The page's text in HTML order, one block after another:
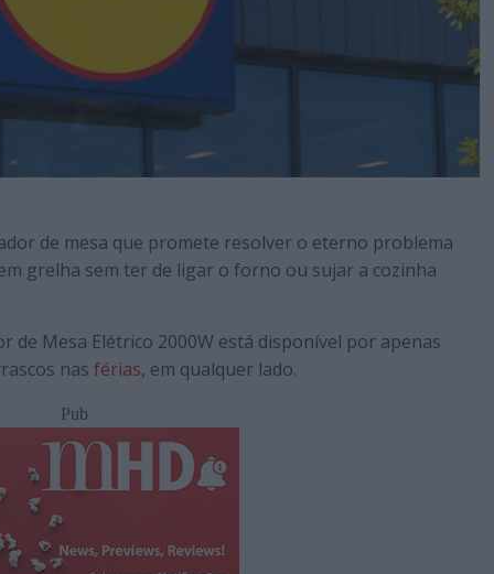
de mesa que promete resolver o eterno problema
grelha sem ter de ligar o forno ou sujar a cozinha
de Mesa Elétrico 2000W está disponível por apenas
nas férias, em qualquer lado.
Pub